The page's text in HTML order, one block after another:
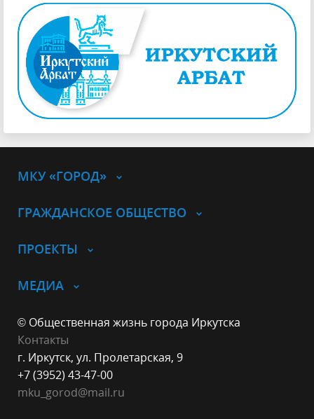
МКУ «ГОРОД»
ГРАЖДАНСКОЕ ОБЩЕСТВО
ПРОЕКТЫ
МЕДИА
© Общественная жизнь города Иркутска
Контакты
г. Иркутск, ул. Пролетарская, 9
+7 (3952) 43-47-00
mku_gorod@mail.ru